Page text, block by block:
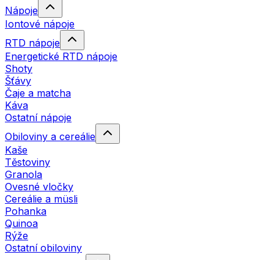
Nápoje
Iontové nápoje
RTD nápoje
Energetické RTD nápoje
Shoty
Šťávy
Čaje a matcha
Káva
Ostatní nápoje
Obiloviny a cereálie
Kaše
Těstoviny
Granola
Ovesné vločky
Cereálie a müsli
Pohanka
Quinoa
Rýže
Ostatní obiloviny